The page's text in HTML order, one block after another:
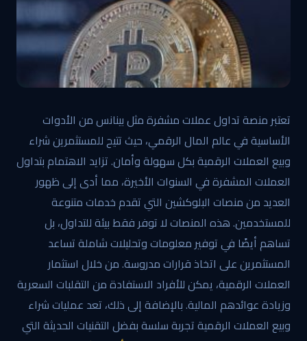
تعتبر منصة تداول عملات مشفرة مثل بينانس من الأدوات
الأساسية في عالم المال الرقمي، حيث تتيح للمستثمرين شراء
وبيع العملات الرقمية بكل سهولة وأمان. تزايد الاهتمام بتداول
العملات المشفرة في السنوات الأخيرة، مما أدى إلى ظهور
العديد من منصات البلوكشين التي تقدم خدمات متنوعة
للمستخدمين. هذه المنصات لا توفر فقط بيئة للتداول، بل
تساهم أيضًا في توفير معلومات وتحليلات شاملة تساعد
المستثمرين على اتخاذ قرارات مدروسة. من خلال استثمار
العملات الرقمية، يمكن للأفراد الاستفادة من التقلبات السعرية
وزيادة عوائدهم المالية. بالإضافة إلى ذلك، تعد عمليات شراء
وبيع العملات الرقمية تجربة سلسة بفضل التقنيات الحديثة التي